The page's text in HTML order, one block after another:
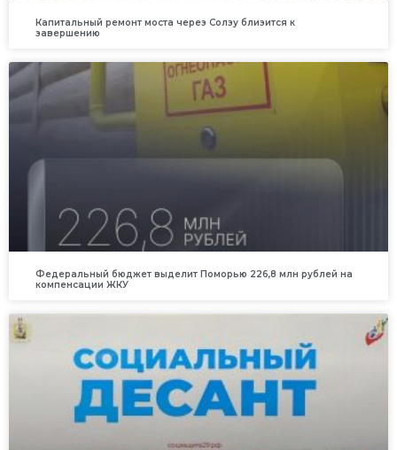
Капитальный ремонт моста через Солзу близится к
завершению
Федеральный бюджет выделит Поморью 226,8 млн рублей на
компенсации ЖКУ